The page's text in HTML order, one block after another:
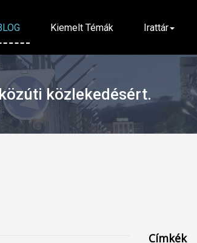
Kiemelt Témák Irattár
közlekedésért.
Címkék